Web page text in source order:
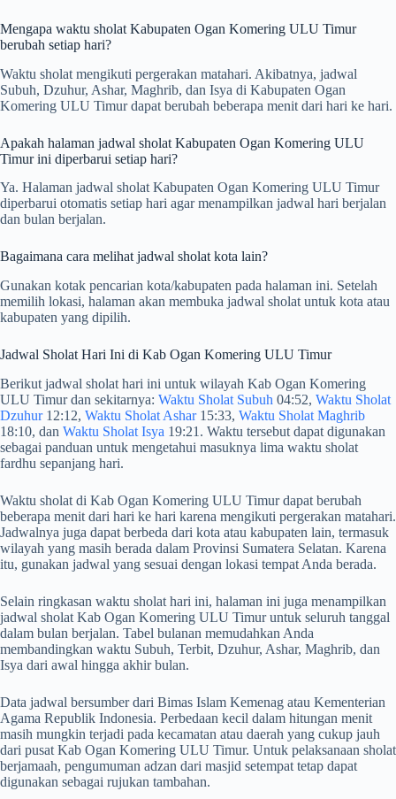
Mengapa waktu sholat Kabupaten Ogan Komering ULU Timur
berubah setiap hari?
Waktu sholat mengikuti pergerakan matahari. Akibatnya, jadwal
Subuh, Dzuhur, Ashar, Maghrib, dan Isya di Kabupaten Ogan
Komering ULU Timur dapat berubah beberapa menit dari hari ke hari.
Apakah halaman jadwal sholat Kabupaten Ogan Komering ULU
Timur ini diperbarui setiap hari?
Ya. Halaman jadwal sholat Kabupaten Ogan Komering ULU Timur
diperbarui otomatis setiap hari agar menampilkan jadwal hari berjalan
dan bulan berjalan.
Bagaimana cara melihat jadwal sholat kota lain?
Gunakan kotak pencarian kota/kabupaten pada halaman ini. Setelah
memilih lokasi, halaman akan membuka jadwal sholat untuk kota atau
kabupaten yang dipilih.
Jadwal Sholat Hari Ini di Kab Ogan Komering ULU Timur
Berikut jadwal sholat hari ini untuk wilayah Kab Ogan Komering
ULU Timur dan sekitarnya: Waktu Sholat Subuh 04:52, Waktu Sholat
Dzuhur12:12, Waktu Sholat Ashar15:33, Waktu Sholat Maghrib
18:10, dan Waktu Sholat Isya 19:21. Waktu tersebut dapat digunakan
sebagai panduan untuk mengetahui masuknya lima waktu sholat
fardhu sepanjang hari.
Waktu sholat di Kab Ogan Komering ULU Timur dapat berubah
beberapa menit dari hari ke hari karena mengikuti pergerakan matahari.
Jadwalnya juga dapat berbeda dari kota atau kabupaten lain, termasuk
wilayah yang masih berada dalam Provinsi Sumatera Selatan. Karena
itu, gunakan jadwal yang sesuai dengan lokasi tempat Anda berada.
Selain ringkasan waktu sholat hari ini, halaman ini juga menampilkan
jadwal sholat Kab Ogan Komering ULU Timur untuk seluruh tanggal
dalam bulan berjalan. Tabel bulanan memudahkan Anda
membandingkan waktu Subuh, Terbit, Dzuhur, Ashar, Maghrib, dan
Isya dari awal hingga akhir bulan.
Data jadwal bersumber dari Bimas Islam Kemenag atau Kementerian
Agama Republik Indonesia. Perbedaan kecil dalam hitungan menit
masih mungkin terjadi pada kecamatan atau daerah yang cukup jauh
dari pusat Kab Ogan Komering ULU Timur. Untuk pelaksanaan sholat
berjamaah, pengumuman adzan dari masjid setempat tetap dapat
digunakan sebagai rujukan tambahan.